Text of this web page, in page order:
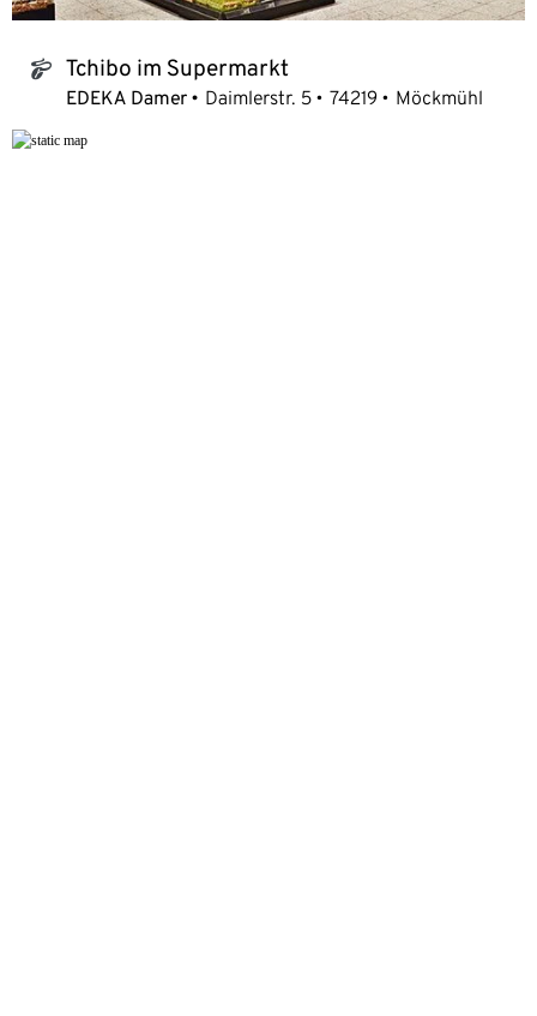
tchibo_logo Tchibo im Supermarkt
EDEKA Damer Daimlerstr. 5 74219 Möckmühl